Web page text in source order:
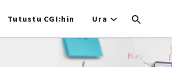
Tutustu CGI:hin Ura